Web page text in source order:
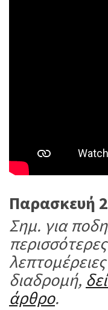
Παρασκευή
Σημ. για
διαδρομή,
άρθρο.